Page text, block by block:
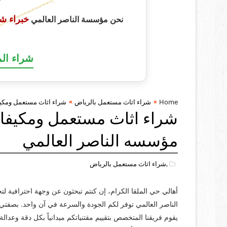
نحن مؤسسة الناصر العالمي خبراء
شراء
Home شراء اثاث مستعمل بالرياض شراء اثاث مستعمل
شراء اثاث مستعمل
مؤسسه الناصر العالمي
,شراء اثاث مستعمل بالرياض
أهالي حي الملقا الكرام، إن كنتم تبحثون عن وجهة
الناصر العالمي توفر لكم الجودة والسرعة في آن واحد.
يقوم فريقنا المتخصص بتقييم مقتنياتكم ميدانياً بكل دقة